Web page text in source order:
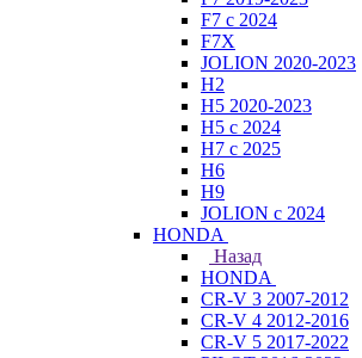
F7 с 2024
F7X
JOLION 2020-2023
H2
H5 2020-2023
H5 с 2024
H7 с 2025
H6
H9
JOLION с 2024
HONDA
Назад
HONDA
CR-V 3 2007-2012
CR-V 4 2012-2016
CR-V 5 2017-2022